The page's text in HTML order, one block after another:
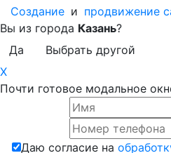
Создание и продвижение
Вы из города Казань?
Да
Выбрать другой
X
Почти готовое модальное
Даю согласие на